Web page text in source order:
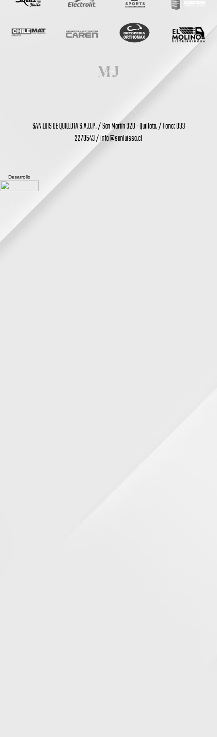
SAN LUIS DE QUILLOTA S.A.D.P. / San Martín 320 - Quillota. / Fono: 033
2270543 /info@sanluissa.cl
Desarrollo